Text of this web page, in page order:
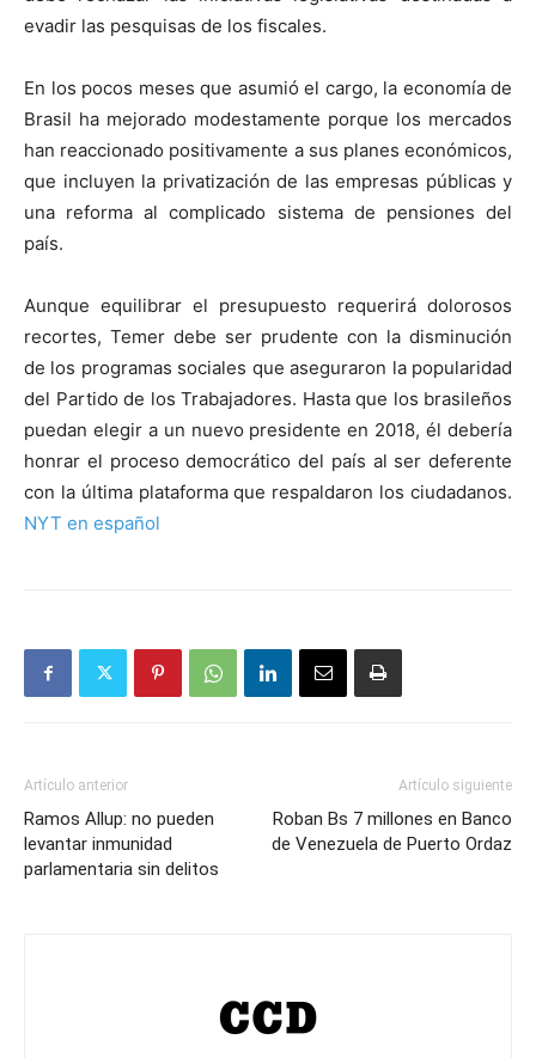
evadir las pesquisas de los fiscales.
En los pocos meses que asumió el cargo, la economía de
Brasil ha mejorado modestamente porque los mercados
han reaccionado positivamente a sus planes económicos,
que incluyen la privatización de las empresas públicas y
una reforma al complicado sistema de pensiones del
país.
Aunque equilibrar el presupuesto requerirá dolorosos
recortes, Temer debe ser prudente con la disminución
de los programas sociales que aseguraron la popularidad
del Partido de los Trabajadores. Hasta que los brasileños
puedan elegir a un nuevo presidente en 2018, él debería
honrar el proceso democrático del país al ser deferente
con la última plataforma que respaldaron los ciudadanos.
NYT en español
Artículo anterior
Ramos Allup: no pueden
levantar inmunidad
parlamentaria sin delitos
Artículo siguiente
Roban Bs 7 millones en Banco
de Venezuela de Puerto Ordaz